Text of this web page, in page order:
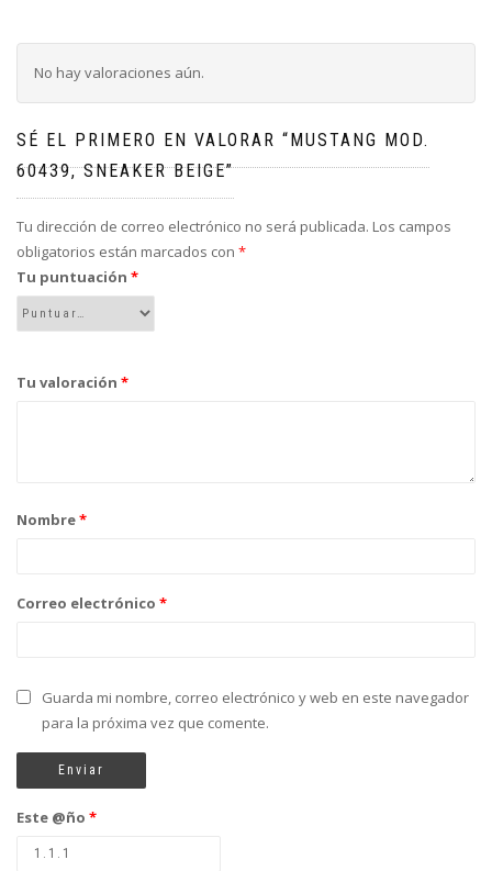
No hay valoraciones aún.
SÉ EL PRIMERO EN VALORAR “MUSTANG MOD.
60439, SNEAKER BEIGE”
Tu dirección de correo electrónico no será publicada. Los campos
obligatorios están marcados con *
Tu puntuación *
Tu valoración *
Nombre*
Correo electrónico *
Guarda mi nombre, correo electrónico y web en este navegador
para la próxima vez que comente.
Este @ño *